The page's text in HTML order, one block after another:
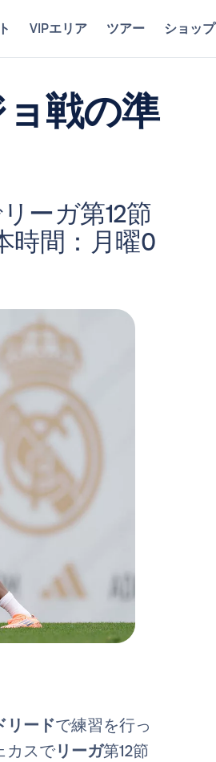
VIPエリア ツアー ショップ
戦の準
ーガ第12節
時間：月曜0
リードで練習を行っ
カスでリーガ第12節